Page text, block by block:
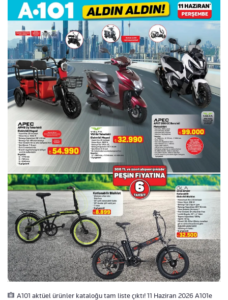
A101 aktüel ürünler kataloğu tam liste çıktı! 11 Haziran 2026 A101e